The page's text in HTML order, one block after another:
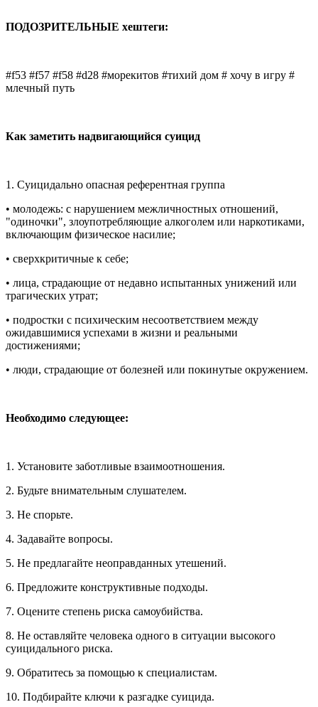
ПОДОЗРИТЕЛЬНЫЕ хештеги:
#f53 #f57 #f58 #d28 #морекитов #тихий дом # хочу в игру #
млечный путь
Как заметить надвигающийся суицид
1. Суицидально опасная референтная группа
• молодежь: с нарушением межличностных отношений,
"одиночки", злоупотребляющие алкоголем или наркотиками,
включающим физическое насилие;
• сверхкритичные к себе;
• лица, страдающие от недавно испытанных унижений или
трагических утрат;
• подростки с психическим несоответствием между
ожидавшимися успехами в жизни и реальными
достижениями;
• люди, страдающие от болезней или покинутые окружением.
Необходимо следующее:
1. Установите заботливые взаимоотношения.
2. Будьте внимательным слушателем.
3. Не спорьте.
4. Задавайте вопросы.
5. Не предлагайте неоправданных утешений.
6. Предложите конструктивные подходы.
7. Оцените степень риска самоубийства.
8. Не оставляйте человека одного в ситуации высокого
суицидального риска.
9. Обратитесь за помощью к специалистам.
10. Подбирайте ключи к разгадке суицида.